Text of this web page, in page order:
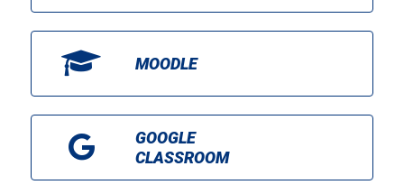
MOODLE
GOOGLE
CLASSROOM